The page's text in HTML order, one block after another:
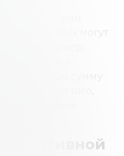
инвесторам
у которых могут
Например,
держать в
сумму
для того,